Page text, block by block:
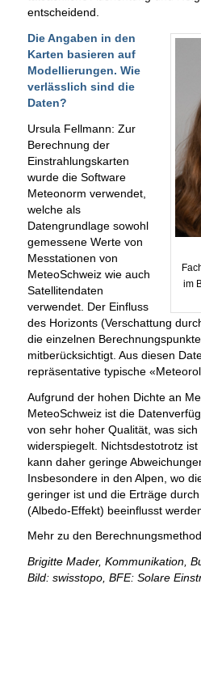
entscheidend.
im
Die Angaben in den
Karten basieren auf
Modellierungen. Wie
verlässlich sind die
Daten?
Ursula Fellmann: Zur
Berechnung der
Einstrahlungskarten
wurde die Software
Meteonorm verwendet,
welche als
Datengrundlage sowohl
gemessene Werte von
Messtationen von
MeteoSchweiz wie auch
Satellitendaten
verwendet. Der Einfluss
des Horizonts (Verschattung
die einzelnen
mitberücksichtigt. Aus diesen
repräsentative typische
Aufgrund der hohen Dichte an
MeteoSchweiz ist die
von sehr hoher Qualität, was
widerspiegelt. Nichtsdestotrotz
kann daher geringe
Insbesondere in den Alpen, wo
geringer ist und die Erträge
(Albedo-Effekt) beeinflusst
Mehr zu den
Brigitte Mader, Kommunikation,
Bild: swisstopo, BFE: Solare